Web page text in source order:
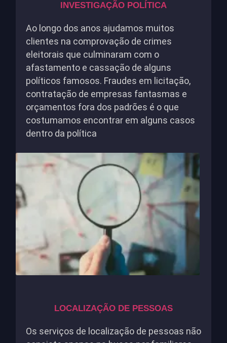
INVESTIGAÇÃO POLÍTICA
Ao longo dos anos ajudamos muitos
clientes na comprovação de crimes
eleitorais que culminaram com o
afastamento e cassação de alguns
políticos famosos. Fraudes em licitação,
contratação de empresas fantasmas e
orçamentos fora dos padrões é o que
costumamos encontrar em alguns casos
dentro da política
LOCALIZAÇÃO DE PESSOAS
Os serviços de localização de pessoas não